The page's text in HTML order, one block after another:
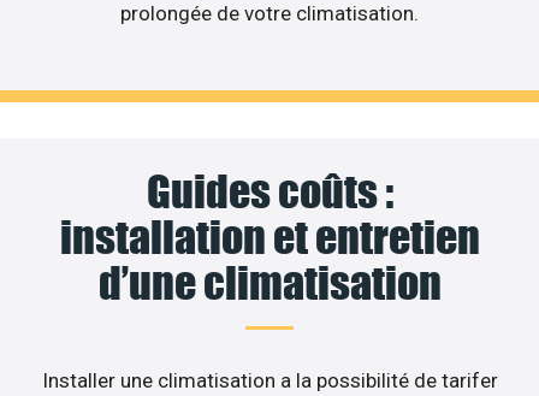
prolongée de votre climatisation.
Guides coûts :
installation et entretien
d’une climatisation
Installer une climatisation a la possibilité de tarifer